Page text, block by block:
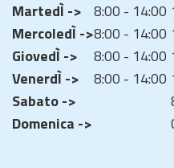
MartedÌ -> 8:00 - 14:00
MercoledÌ ->8:00 - 14:00
GiovedÌ ->
8:00 - 14:00
VenerdÌ ->
8:00 - 14:00
Sabato ->
Domenica ->